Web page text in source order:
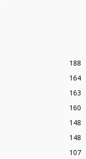
188
164
163
160
148
148
107